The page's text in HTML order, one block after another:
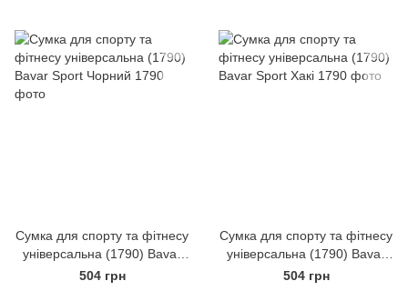
Сумка для спорту та фітнесу
універсальна (1790) Bavar
Sport Чорний
504 грн
Сумка для спорту та фітнесу
універсальна (1790) Bavar
Sport Хакі
504 грн